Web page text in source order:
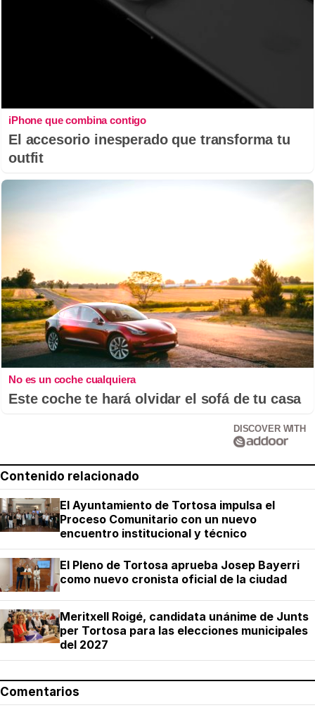
iPhone que combina contigo
El accesorio inesperado que transforma tu
outfit
No es un coche cualquiera
Este coche te hará olvidar el sofá de tu casa
DISCOVER WITH
Contenido relacionado
El Ayuntamiento de Tortosa impulsa el
Proceso Comunitario con un nuevo
encuentro institucional y técnico
El Pleno de Tortosa aprueba Josep Bayerri
como nuevo cronista oficial de la ciudad
Meritxell Roigé, candidata unánime de Junts
per Tortosa para las elecciones municipales
del 2027
Comentarios